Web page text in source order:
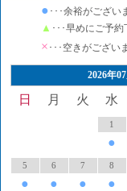
● ･･･余裕がござい
▲ ･･･早めにご予約
× ･･･空きがござい
2026年07
日 月 火 水
1
●
5
●
6
●
7
●
8
●